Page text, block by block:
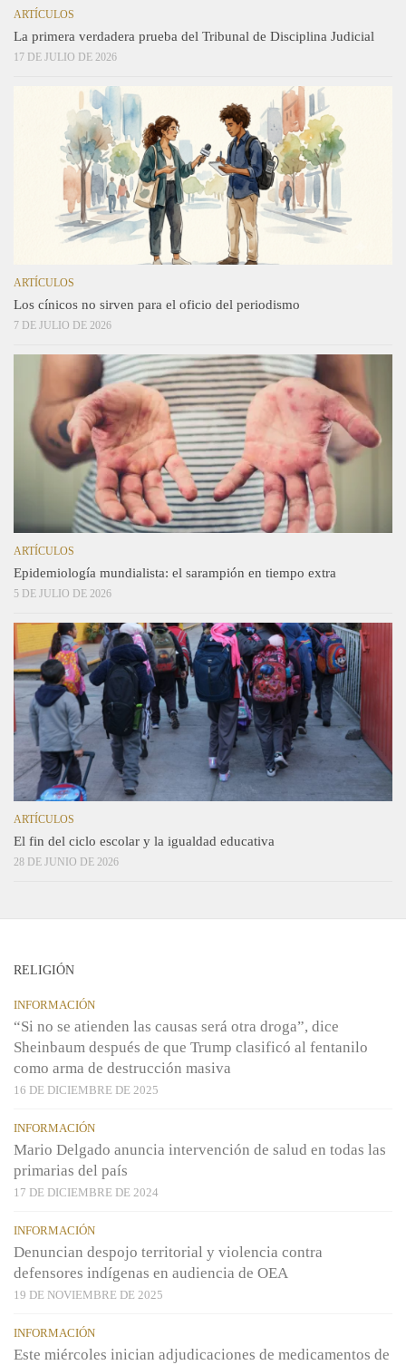
ARTÍCULOS
La primera verdadera prueba del Tribunal de Disciplina Judicial
17 DE JULIO DE 2026
ARTÍCULOS
Los cínicos no sirven para el oficio del periodismo
7 DE JULIO DE 2026
ARTÍCULOS
Epidemiología mundialista: el sarampión en tiempo extra
5 DE JULIO DE 2026
ARTÍCULOS
El fin del ciclo escolar y la igualdad educativa
28 DE JUNIO DE 2026
RELIGIÓN
INFORMACIÓN
“Si no se atienden las causas será otra droga”, dice
Sheinbaum después de que Trump clasificó al fentanilo
como arma de destrucción masiva
16 DE DICIEMBRE DE 2025
INFORMACIÓN
Mario Delgado anuncia intervención de salud en todas las
primarias del país
17 DE DICIEMBRE DE 2024
INFORMACIÓN
Denuncian despojo territorial y violencia contra
defensores indígenas en audiencia de OEA
19 DE NOVIEMBRE DE 2025
INFORMACIÓN
Este miércoles inician adjudicaciones de medicamentos de